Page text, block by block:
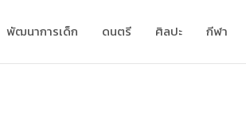
พัฒนาการเด็ก ดนตรี ศิลปะ กีฬา